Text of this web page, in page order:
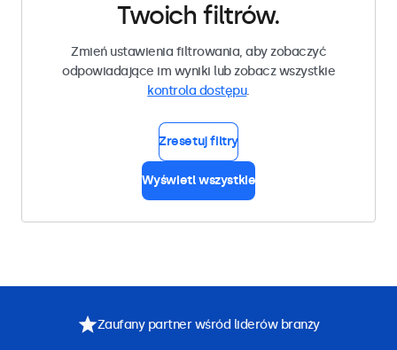
Twoich filtrów.
Zmień ustawienia filtrowania, aby zobaczyć
odpowiadające im wyniki lub zobacz wszystkie
kontrola dostępu.
Zresetuj filtry
Wyświetl wszystkie
Zaufany partner wśród liderów branży